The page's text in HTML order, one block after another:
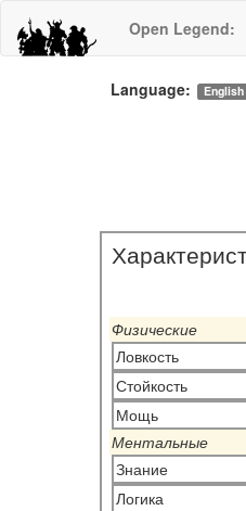
Open Legend:
Language: English
Физические
Ловкость
Стойкость
Мощь
Ментальные
Знание
Логика